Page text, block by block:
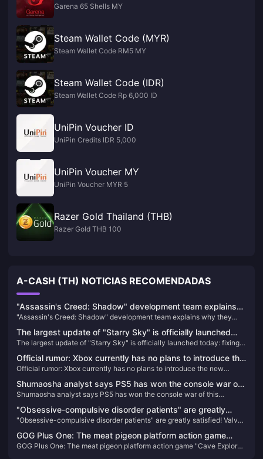
Garena 65 Shells MY
Steam Wallet Code (MYR)
Steam Wallet Code RM5 MY
Steam Wallet Code (IDR)
Steam Wallet Code Rp 6,000 ID
UniPin Voucher ID
UniPin Credits IDR 5,000
UniPin Voucher MY
UniPin Voucher MYR 5
Razer Gold Thailand (THB)
Razer Gold THB 100
A-CASH (TH) NOTICIAS RECOMENDADAS
"Assassin's Creed: Shadow" development team explains
why they chose black samurai Yasuke and ninja Nao
"Assassin's Creed: Shadow" development team explains why they
The largest update of "Starry Sky" is officially launched
today: fixing a large number of issues and improving the
game experience
The largest update of "Starry Sky" is officially launched today: fixing a
Official rumor: Xbox currently has no plans to introduce the
new "Dream of Mana" to Game Pass
Official rumor: Xbox currently has no plans to introduce the new
Shumaosha analyst says PS5 has won the console war of
this generation
Shumaosha analyst says PS5 has won the console war of this
"Obsessive-compulsive disorder patients" are greatly
satisfied! Valve silently gives players 1 point to make them
whole
"Obsessive-compulsive disorder patients" are greatly satisfied! Valve
GOG Plus One: The meat pigeon platform action game
"Cave Explorer" is now available for free
GOG Plus One: The meat pigeon platform action game "Cave Explorer"